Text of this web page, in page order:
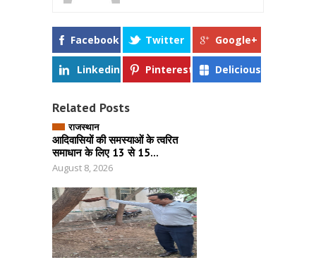
Facebook Twitter Google+
Linkedin Pinterest Delicious
Related Posts
राजस्थान
आदिवासियों की समस्याओं के त्वरित
समाधान के लिए 13 से 15...
August 8, 2026